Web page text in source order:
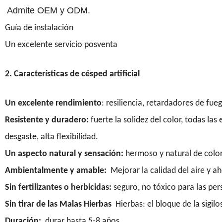
Admite OEM y ODM.
Guía de instalación
Un excelente servicio posventa
2. Características de césped artificial
Un excelente rendimiento: resiliencia, retardadores de
Resistente y duradero: fuerte la solidez del color, todas las
desgaste, alta flexibilidad.
Un aspecto natural y sensación: hermoso y natural de
Ambientalmente y amable: Mejorar la calidad del aire y
Sin fertilizantes o herbicidas: seguro, no tóxico para las
Sin tirar de las Malas Hierbas Hierbas: el bloque de la